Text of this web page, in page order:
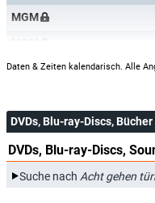
MGM
Daten & Zeiten kalendarisch. Alle
DVDs, Blu-ray-Discs, Bücher
DVDs, Blu-ray-Discs,
Suche nach Acht gehen